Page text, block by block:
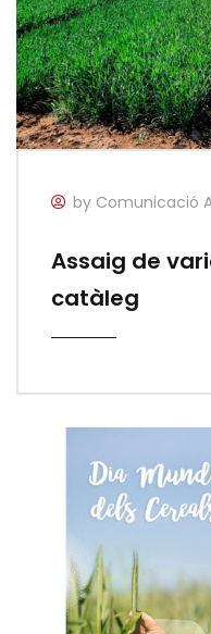
by Comunicació
Assaig de
catàleg